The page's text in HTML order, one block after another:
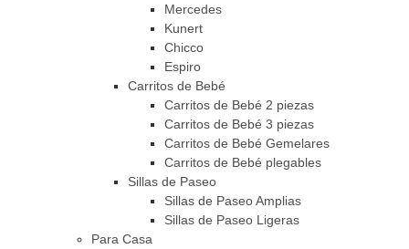
Mercedes
Kunert
Chicco
Espiro
Carritos de Bebé
Carritos de Bebé 2 piezas
Carritos de Bebé 3 piezas
Carritos de Bebé Gemelares
Carritos de Bebé plegables
Sillas de Paseo
Sillas de Paseo Amplias
Sillas de Paseo Ligeras
Para Casa